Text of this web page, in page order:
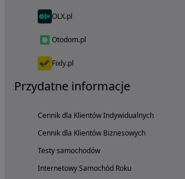
OLX.pl
Otodom.pl
Fixly.pl
Przydatne informacje
Cennik dla Klientów Indywidualnych
Cennik dla Klientów Biznesowych
Testy samochodów
Internetowy Samochód Roku